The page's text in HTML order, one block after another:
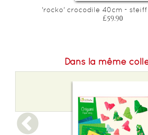
'rocko' crocodile 40cm - steiff
£59.90
Dans la même